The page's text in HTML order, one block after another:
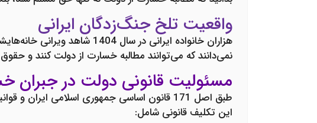
واقعیت تلخ جنگ‌زدگان ایرانی
هزاران خانواده ایرانی در
نمی‌دانند که می‌توانند مطالبه خسارت از دولتکنند و حقوق
مسئولیت قانونی دولت در جبران
طبق اصل 171 قانون اساسی جمهوری اسلامی ایران و قوانین مربوطه، دولت موظف است تمامی
این تکلیف قانونی شامل: